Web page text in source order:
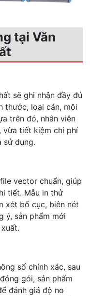
tại Văn
sẽ ghi nhận đầy đủ
thước, loại cán, môi
trên đó, nhân viên
vừa tiết kiệm chi phí
sử dụng.
vector chuẩn, giúp
tiết. Mẫu in thử
xét bố cục, biên nét
ý, sản phẩm mới
số chính xác, sau
gói, sản phẩm
đánh giá độ no